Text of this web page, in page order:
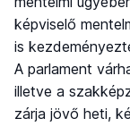
képviselő
is
A parlament
illetve a
zárja jövő heti,